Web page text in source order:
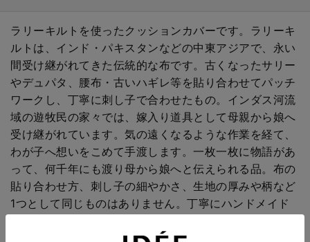
ラリーキルトを使ったクッションカバーです。ラリーキ
ルトは、インド・パキスタンなどの中東アジアで、永い
間受け継がれてきた伝統的な布です。古くなったサリー
やデュパタ、腰布・古いハギレ等を貼り合わせてパッチ
ワークし、丁寧に刺し子で合わせたもの。インダス河流
域の遊牧民の家々では、嫁入り道具として母親から娘へ
受け継がれています。気の遠くなるような作業を経て、
わが子へ想いをこめて手渡します。一枚一枚に物語があ
って、何千年にも渡り母から娘へと伝えられる品。布の
貼り合わせ方、刺し子の細やかさ、生地の厚みや柄など
1つとして同じものはありません。丁寧にハンドメイド
デザインは落ち着いた印象なので、お部屋に取り入れや